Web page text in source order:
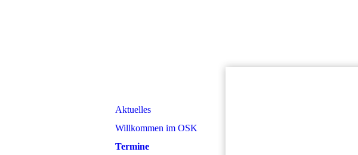
Aktuelles
Willkommen im OSK
Termine